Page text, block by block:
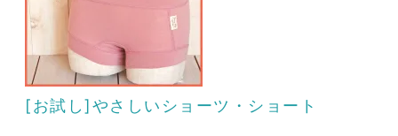
[お試し]やさしいショーツ・ショート